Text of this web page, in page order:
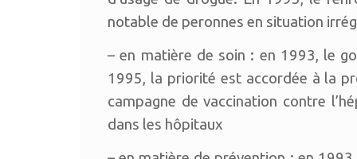
notable de peronnes en situation
– en matière de soin : en 1993, le
1995, la priorité est accordée à la
campagne de vaccination contre
dans les hôpitaux